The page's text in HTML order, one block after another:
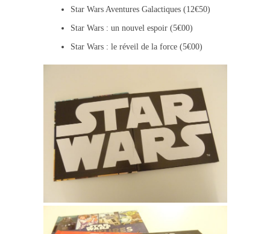
Star Wars Aventures Galactiques (12€50)
Star Wars : un nouvel espoir (5€00)
Star Wars : le réveil de la force (5€00)